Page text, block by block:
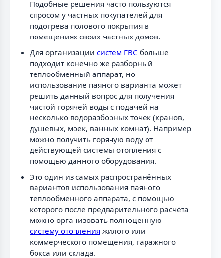
Подобные решения часто пользуются
спросом у частных покупателей для
подогрева полового покрытия в
помещениях своих частных домов.
Для организации систем ГВС больше
подходит конечно же разборный
теплообменный аппарат, но
использование паяного варианта может
решить данный вопрос для получения
чистой горячей воды с подачей на
несколько водоразборных точек (кранов,
душевых, моек, ванных комнат). Например
можно получить горячую воду от
действующей системы отопления с
помощью данного оборудования.
Это один из самых распространённых
вариантов использования паяного
теплообменного аппарата, с помощью
которого после предварительного расчёта
можно организовать полноценную
систему отопления жилого или
коммерческого помещения, гаражного
бокса или склада.